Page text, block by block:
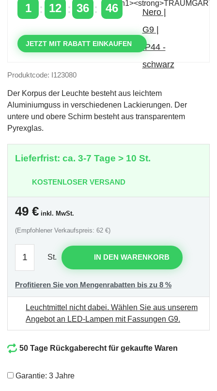
1 12 36 45
JETZT MIT RABATT EINKAUFEN
Produktcode: I123080
Der Korpus der Leuchte besteht aus leichtem
Aluminiumguss in verschiedenen Lackierungen. Der
untere und obere Schirm besteht aus transparentem
Pyrexglas.
Lieferfrist: ca. 3-7 Tage > 10 St.
KOSTENLOSER VERSAND
49 € inkl. MwSt.
(Empfohlener Verkaufspreis: 62 €)
St. IN DEN WARENKORB
Profitieren Sie von Mengenrabatten bis zu 8 %
Leuchtmittel nicht dabei. Wählen Sie aus unserem
Angebot an LED-Lampen mit Fassungen G9.
50 Tage Rückgaberecht für gekaufte Waren
Garantie: 3 Jahre